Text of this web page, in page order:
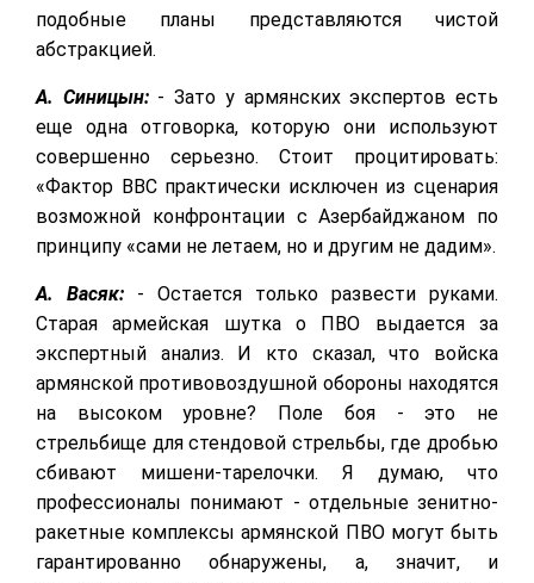
подобные планы представляются чистой
абстракцией.
А. Синицын:- Зато у армянских экспертов есть
еще одна отговорка, которую они используют
совершенно серьезно. Стоит процитировать:
«Фактор ВВС практически исключен из сценария
возможной конфронтации с Азербайджаном по
принципу «сами не летаем, но и другим не дадим».
А. Васяк: - Остается только развести руками.
Старая армейская шутка о ПВО выдается за
экспертный анализ. И кто сказал, что войска
армянской противовоздушной обороны находятся
на высоком уровне? Поле боя - это не
стрельбище для стендовой стрельбы, где дробью
сбивают мишени-тарелочки. Я думаю, что
профессионалы понимают - отдельные зенитно-
ракетные комплексы армянской ПВО могут быть
гарантированно обнаружены, а, значит, и